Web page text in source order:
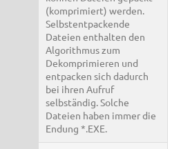
(komprimiert) werden.
Selbstentpackende
Dateien enthalten den
Algorithmus zum
Dekomprimieren und
entpacken sich dadurch
bei ihren Aufruf
selbständig. Solche
Dateien haben immer die
Endung *.EXE.